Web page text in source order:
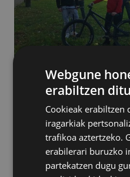
Parkean Skateparka
Dagoeneko esleitu da
limitada enpresak
adostuta osatu zen
inbertsioa egingo da
Webgune
erabiltzen ditu
Cookieak erabiltzen
iragarkiak
trafikoa aztertzeko.
erabilerari buruzko
partekatzen dugu